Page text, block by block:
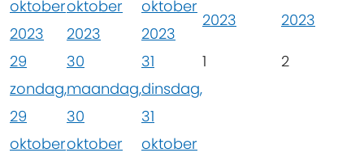
oktober
2023
oktober
2023
oktober
2023
2023
2023
29
zondag,
29
oktober
30
maandag,
30
oktober
31
dinsdag,
31
oktober
1 2